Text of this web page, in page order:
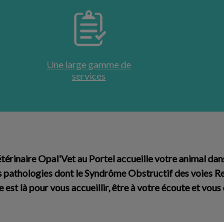
Une large gamme de
services
Opal'Vet au Portel accueille votre animal
pathologies dont leSyndrôme Obstructif des voies
est là pour vous accueillir, être à votre écoute et vous